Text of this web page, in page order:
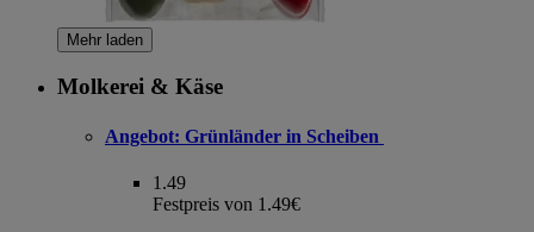
Mehr laden
Molkerei & Käse
Angebot: Grünländer in Scheiben
1.49
Festpreis von 1.49€